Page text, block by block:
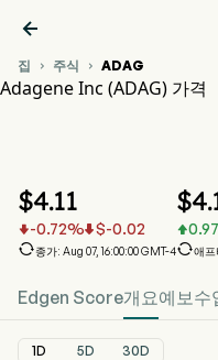

집  주식  ADAG
Adagene Inc (ADAG) 가격
$4.11
-0.72% $-0.02
종가: Aug 07, 16:00:00 GMT-4
$
0.97
애프
Edgen Score개요예보수
1D 5D 30D